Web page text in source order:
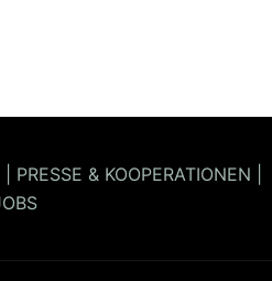
PRESSE & KOOPERATIONEN